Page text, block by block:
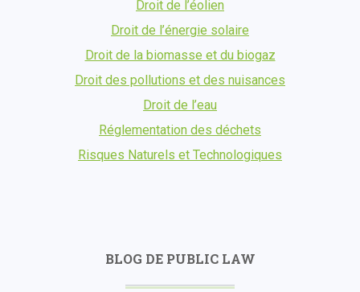
Droit de l’éolien
Droit de l’énergie solaire
Droit de la biomasse et du biogaz
Droit des pollutions et des nuisances
Droit de l’eau
Réglementation des déchets
Risques Naturels et Technologiques
BLOG DE PUBLIC LAW